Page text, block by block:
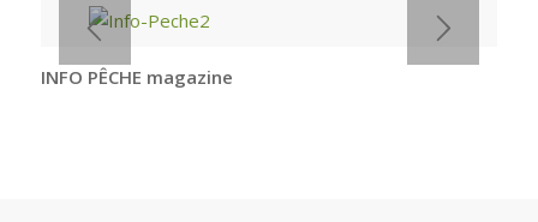
INFO PÊCHE magazine